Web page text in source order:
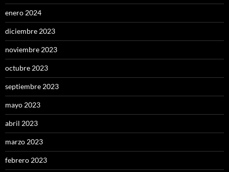
enero 2024
diciembre 2023
noviembre 2023
octubre 2023
septiembre 2023
mayo 2023
abril 2023
marzo 2023
febrero 2023